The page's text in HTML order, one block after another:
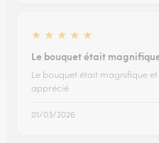
★ ★ ★ ★ ★
Le bouquet était
Le bouquet était magnifique
apprécié
01/03/2026